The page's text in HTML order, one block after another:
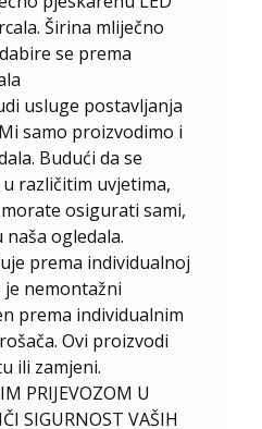
Širina mliječno
se prema
usluge postavljanja
samo proizvodimo i
Budući da se
različitim uvjetima,
osigurati sami,
ogledala.
prema individualnoj
je nemontažni
prema individualnim
Ovi proizvodi
ili zamjeni.
PRIJEVOZOM U
SIGURNOST VAŠIH